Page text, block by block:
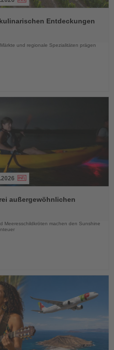
Entdeckungen
und regionale Spezialitäten prägen
außergewöhnlichen
Meeresschildkröten machen den Sunshine